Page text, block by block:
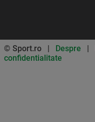
© Sport.ro | Despre |
confidentialitate